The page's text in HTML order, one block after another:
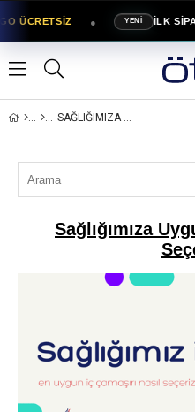
ÜCRETSİZ ● YENİ İLK
SAĞLIĞIMIZA UYGUN İÇ GIYIMI NASIL SEÇERIZ?
Sağlığımıza